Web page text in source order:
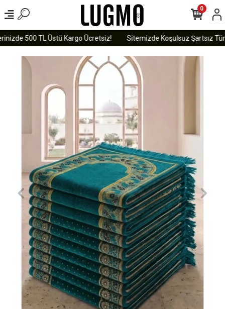
500 TL Üstü Kargo Ücretsiz! Sitemizde Koşulsuz Şartsız
0